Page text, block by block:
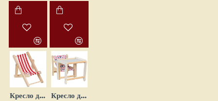
Кресло для кукол Кресло для кукол с столиком